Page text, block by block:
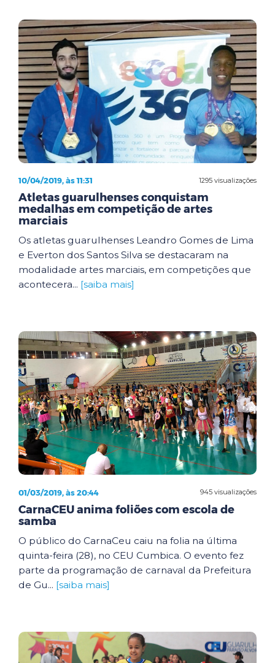
1295 visualizações
10/04/2019, às 11:31
Atletas guarulhenses conquistam
medalhas em competição de artes
marciais
Os atletas guarulhenses Leandro Gomes de Lima
e Everton dos Santos Silva se destacaram na
modalidade artes marciais, em competições que
acontecera... [saiba mais]
945 visualizações
01/03/2019, às 20:44
CarnaCEU anima foliões com escola de
samba
O público do CarnaCeu caiu na folia na última
quinta-feira (28), no CEU Cumbica. O evento fez
parte da programação de carnaval da Prefeitura
de Gu... [saiba mais]